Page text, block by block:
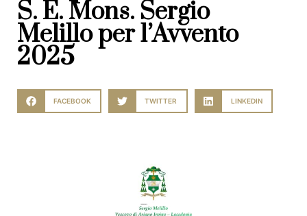
S. E. Mons. Sergio
Melillo per l’Avvento
2025
FACEBOOK TWITTER LINKEDIN